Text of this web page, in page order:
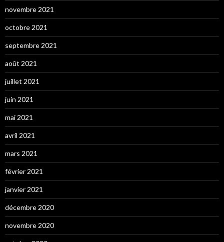
novembre 2021
octobre 2021
septembre 2021
août 2021
juillet 2021
juin 2021
mai 2021
avril 2021
mars 2021
février 2021
janvier 2021
décembre 2020
novembre 2020